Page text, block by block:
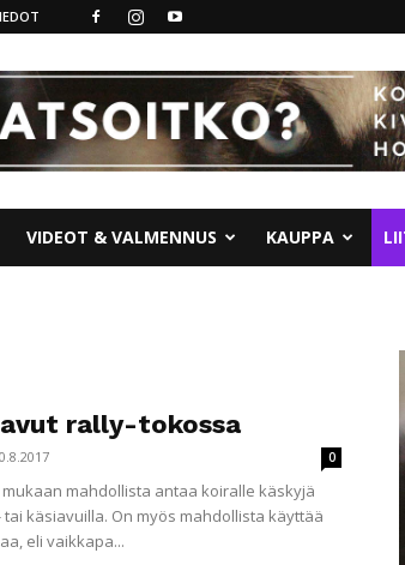
VIDEOT & VALMENNUS KAUPPA
rally-tokossa
0
mahdollista antaa koiralle käskyjä
käsiavuilla. On myös mahdollista käyttää
eli vaikkapa...